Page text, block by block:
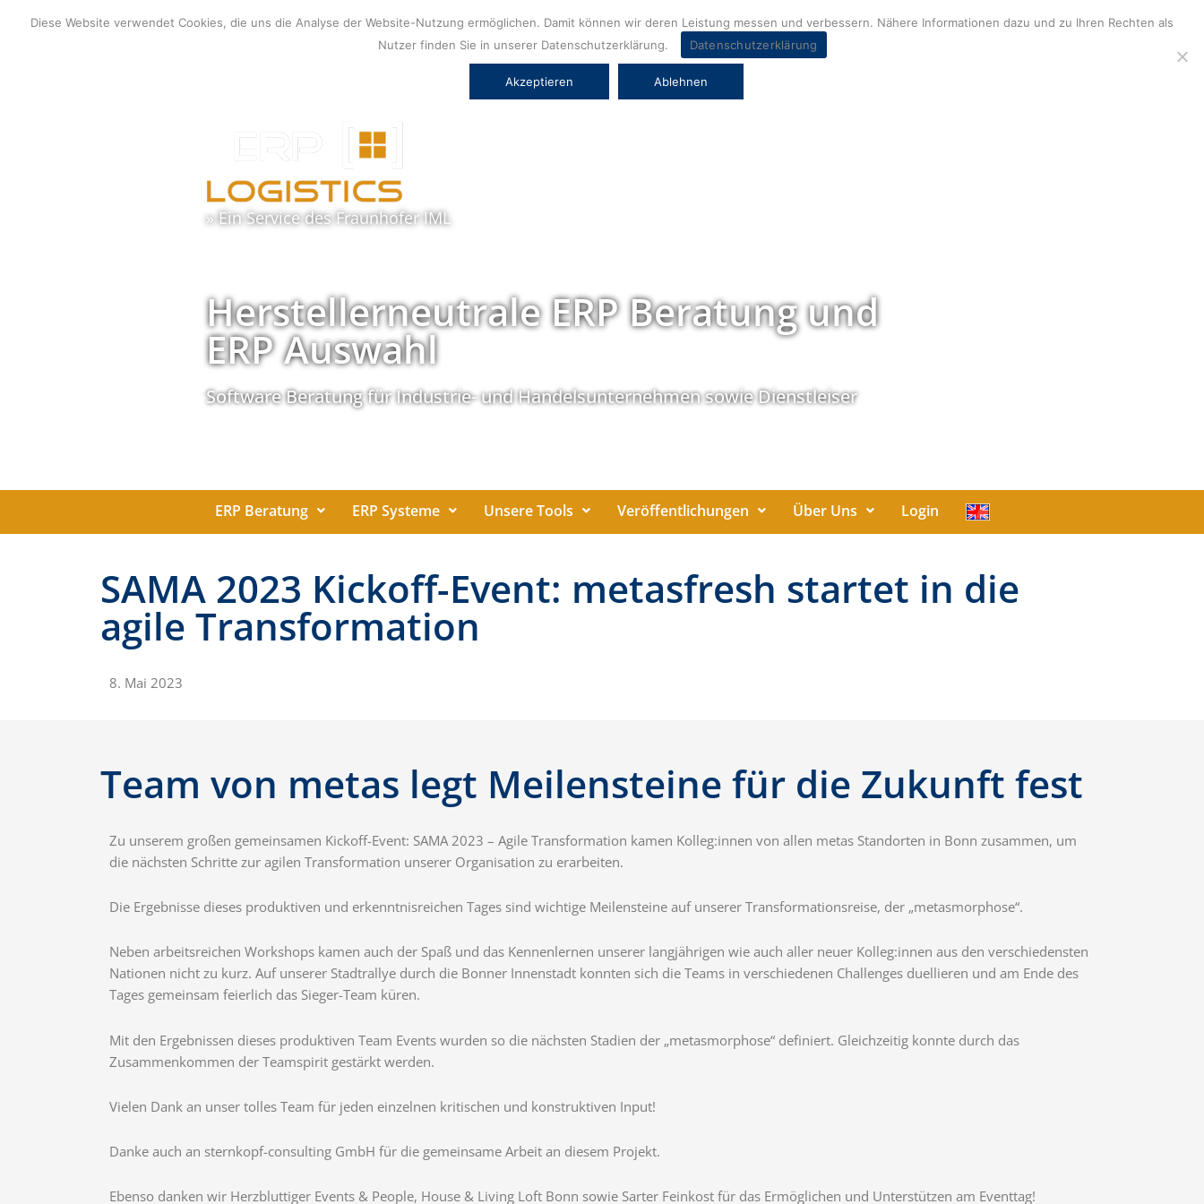
Inhalt
» Ein Service desFraunhofer IML
Herstellerneutrale ERP Beratung und
ERP Auswahl
Software Beratung für Industrie- und Handelsunternehmen sowie Dienstleiser
ERP Beratung ERP Systeme Unsere Tools Veröffentlichungen Über Uns Login
SAMA 2023 Kickoff-Event: metasfresh startet in die
agile Transformation
8. Mai 2023
Team von metas legt Meilensteine für die Zukunft fest
Zu unserem großen gemeinsamen Kickoff-Event: SAMA 2023 – Agile Transformation kamen Kolleg:innen von allen metas Standorten in Bonn zusammen, um
die nächsten Schritte zur agilen Transformation unserer Organisation zu erarbeiten.
Die Ergebnisse dieses produktiven und erkenntnisreichen Tages sind wichtige Meilensteine auf unserer Transformationsreise, der „metasmorphose“.
Neben arbeitsreichen Workshops kamen auch der Spaß und das Kennenlernen unserer langjährigen wie auch aller neuer Kolleg:innen aus den verschiedensten
Nationen nicht zu kurz. Auf unserer Stadtrallye durch die Bonner Innenstadt konnten sich die Teams in verschiedenen Challenges duellieren und am Ende des
Tages gemeinsam feierlich das Sieger-Team küren.
Mit den Ergebnissen dieses produktiven Team Events wurden so die nächsten Stadien der „metasmorphose“ definiert. Gleichzeitig konnte durch das
Zusammenkommen der Teamspirit gestärkt werden.
Vielen Dank an unser tolles Team für jeden einzelnen kritischen und konstruktiven Input!
Danke auch an sternkopf-consulting GmbH für die gemeinsame Arbeit an diesem Projekt.
Ebenso danken wir Herzbluttiger Events & People, House & Living Loft Bonn sowie Sarter Feinkost für das Ermöglichen und Unterstützen am Eventtag!
Diese Website verwendet Cookies, die uns die Analyse der Website-Nutzung ermöglichen. Damit können wir deren Leistung messen und verbessern. Nähere Informationen dazu und zu Ihren Rechten als
Nutzer finden Sie in unserer Datenschutzerklärung.
Datenschutzerklärung
Akzeptieren Ablehnen